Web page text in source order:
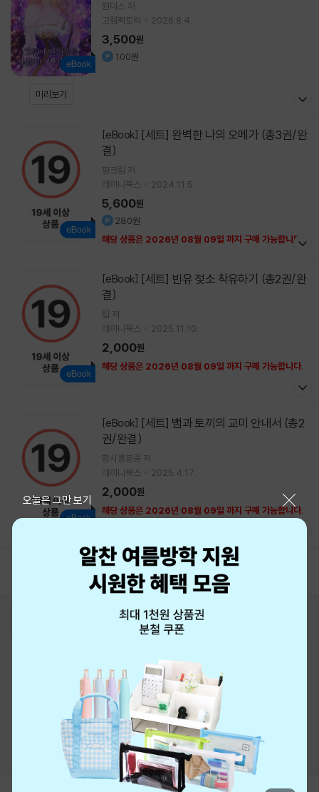
미리보기
원더스 저
고렘팩토리
2026.8.4.
3,500원
100원
[eBook]
결)
핑크림 저
래이니북스
2024.11.5.
5,600원
280원
해당 상품은 2026년 08월 09일 까지 구매 가능합니다.
[eBook]
결)
팁 저
래이니북스
2025.11.10.
2,000원
해당 상품은 2026년 08월 09일 까지 구매 가능합니다.
[eBook]
권/완결)
항시흥분중 저
래이니북스
2025.4.17.
2,000원
해당 상품은 2026년 08월 09일 까지 구매 가능합니다.
1 2 3 4
오늘은 그만 보기
최근 본 상품
eBook 1:1문의/채팅상담
예스이십사(주) 사업자 정보
이용약관
개인정보처리방침
청소년보호정책
PC버전
회사소개
거래처관계자께
도서홍보
광고
Copyright © YES24 Corp. All Rights Reserved.